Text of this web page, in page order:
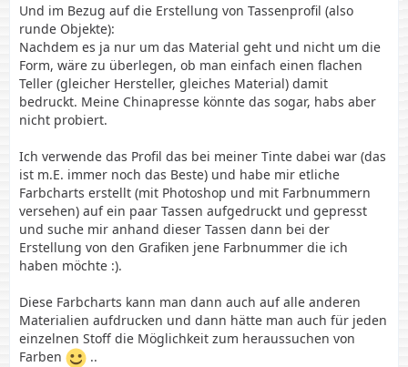
Und im Bezug auf die Erstellung von Tassenprofil (also
runde Objekte):
Nachdem es ja nur um das Material geht und nicht um die
Form, wäre zu überlegen, ob man einfach einen flachen
Teller (gleicher Hersteller, gleiches Material) damit
bedruckt. Meine Chinapresse könnte das sogar, habs aber
nicht probiert.
Ich verwende das Profil das bei meiner Tinte dabei war (das
ist m.E. immer noch das Beste) und habe mir etliche
Farbcharts erstellt (mit Photoshop und mit Farbnummern
versehen) auf ein paar Tassen aufgedruckt und gepresst
und suche mir anhand dieser Tassen dann bei der
Erstellung von den Grafiken jene Farbnummer die ich
haben möchte :).
Diese Farbcharts kann man dann auch auf alle anderen
Materialien aufdrucken und dann hätte man auch für jeden
einzelnen Stoff die Möglichkeit zum heraussuchen von
Farben
..